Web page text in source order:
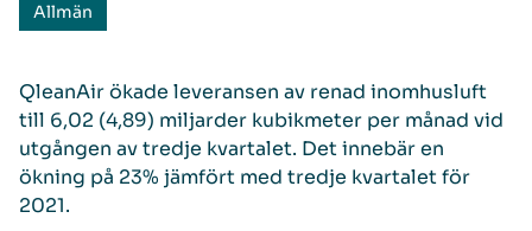
Allmän
QleanAir ökade leveransen av renad inomhusluft
till 6,02 (4,89) miljarder kubikmeter per månad vid
utgången av tredje kvartalet. Det innebär en
ökning på 23% jämfört med tredje kvartalet för
2021.